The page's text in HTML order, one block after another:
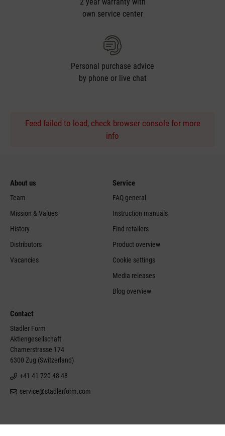
2 year warranty with
own service center
Personal purchase advice
by phone or live chat
Feed failed to load, check browser console for more
info
About us
Team
Mission & Values
History
Distributors
Vacancies
Service
FAQ general
Instruction manuals
Find retailers
Product overview
Cookie settings
Media releases
Blog overview
Contact
Stadler Form
Aktiengesellschaft
Chamerstrasse 174
6300 Zug (Switzerland)
+41 41 720 48 48
service@stadlerform.com